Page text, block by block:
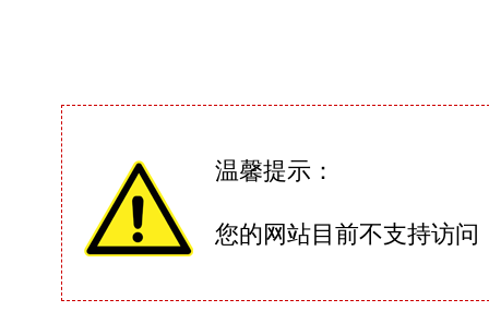
温馨提示：
您的网站目前不支持访